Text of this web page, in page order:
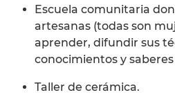
Escuela comunitaria
artesanas (todas son
aprender, difundir sus
conocimientos y
Taller de cerámica.